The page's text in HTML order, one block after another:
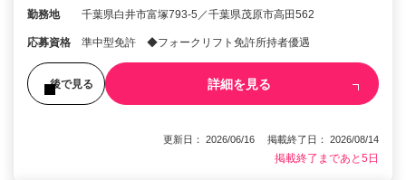
勤務地 千葉県白井市富塚793-5／千葉県茂原市高田562
応募資格 準中型免許 ◆フォークリフト免許所持者優遇
後で見る 詳細を見る
更新日： 2026/06/16 掲載終了日： 2026/08/14
掲載終了まであと5日